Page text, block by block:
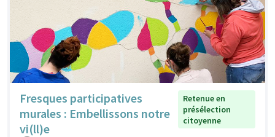
Fresques participatives
murales : Embellissons notre
vi(ll)e
Retenue en
présélection
citoyenne